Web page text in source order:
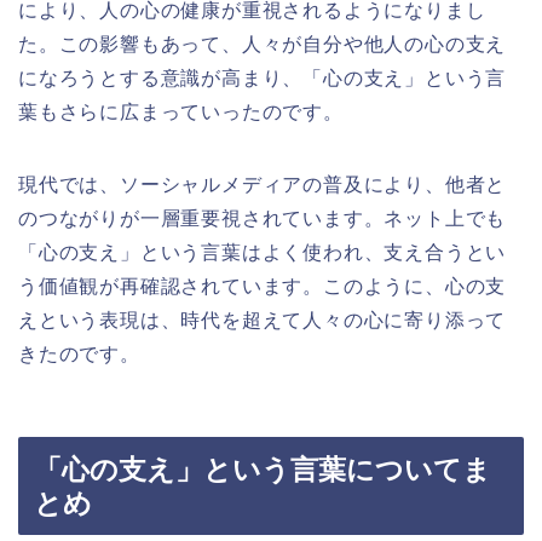
により、人の心の健康が重視されるようになりまし
た。この影響もあって、人々が自分や他人の心の支え
になろうとする意識が高まり、「心の支え」という言
葉もさらに広まっていったのです。
現代では、ソーシャルメディアの普及により、他者と
のつながりが一層重要視されています。ネット上でも
「心の支え」という言葉はよく使われ、支え合うとい
う価値観が再確認されています。このように、心の支
えという表現は、時代を超えて人々の心に寄り添って
きたのです。
「心の支え」という言葉についてま
とめ